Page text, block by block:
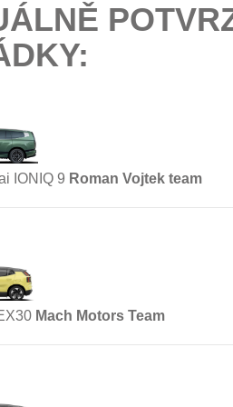
IONIQ 9 Roman Vojtek team
Mach Motors Team